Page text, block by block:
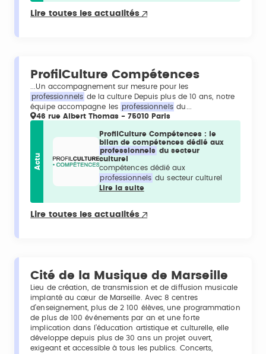
Lire toutes les actualités
ProfilCulture Compétences
...Un accompagnement sur mesure pour les
professionnels de la culture Depuis plus de 10 ans, notre
équipe accompagne les professionnels du...
46 rue Albert Thomas - 75010 Paris
Actu
ProfilCulture Compétences : le
bilan de compétences dédié aux
professionnels du secteur
culturel
compétences dédié aux
professionnels du secteur culturel
Lire la suite
Lire toutes les actualités
Cité de la Musique de Marseille
Lieu de création, de transmission et de diffusion musicale
implanté au cœur de Marseille. Avec 8 centres
d’enseignement, plus de 2 100 élèves, une programmation
de plus de 100 événements par an et une forte
implication dans l’éducation artistique et culturelle, elle
développe depuis plus de 30 ans un projet ouvert,
exigeant et accessible à tous les publics. Concerts,